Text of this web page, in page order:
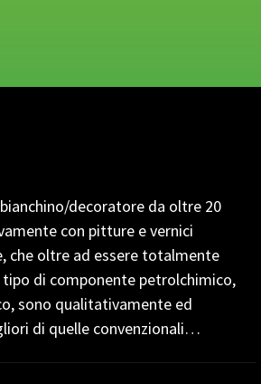
decoratore da oltre 20
con pitture e vernici
che oltre ad essere totalmente
di componente petrolchimico,
sono qualitativamente ed
di quelle convenzionali…